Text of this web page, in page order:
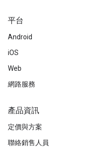
平台
Android
iOS
Web
網路服務
產品資訊
定價與方案
聯絡銷售人員